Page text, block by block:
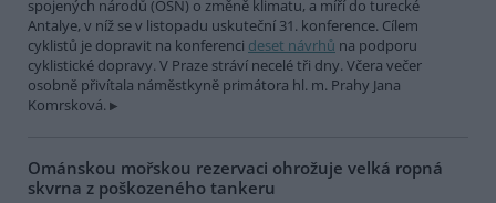
spojených národů (OSN) o změně klimatu, a míří do turecké
Antalye, v níž se v listopadu uskuteční 31. konference. Cílem
cyklistů je dopravit na konferenci deset návrhů na podporu
cyklistické dopravy. V Praze stráví necelé tři dny. Včera večer
osobně přivítala náměstkyně primátora hl. m. Prahy Jana
Komrsková.
Ománskou mořskou rezervaci ohrožuje velká ropná
skvrna z poškozeného tankeru